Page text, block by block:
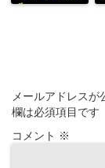
る」
メールアドレスが
欄は必須項目です
コメント ※